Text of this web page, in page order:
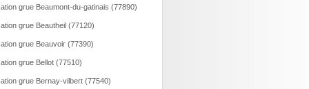
grue Beaumont-du-gatinais (77890)
grue Beautheil (77120)
grue Beauvoir (77390)
grue Bellot (77510)
grue Bernay-vilbert (77540)